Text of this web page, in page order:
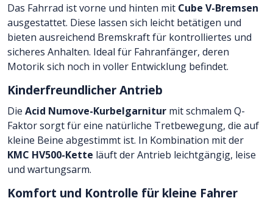
Das Fahrrad ist vorne und hinten mit Cube V-Bremsen
ausgestattet. Diese lassen sich leicht betätigen und
bieten ausreichend Bremskraft für kontrolliertes und
sicheres Anhalten. Ideal für Fahranfänger, deren
Motorik sich noch in voller Entwicklung befindet.
Kinderfreundlicher Antrieb
Die Acid Numove-Kurbelgarnitur mit schmalem Q-
Faktor sorgt für eine natürliche Tretbewegung, die auf
kleine Beine abgestimmt ist. In Kombination mit der
KMC HV500-Kette läuft der Antrieb leichtgängig, leise
und wartungsarm.
Komfort und Kontrolle für kleine Fahrer